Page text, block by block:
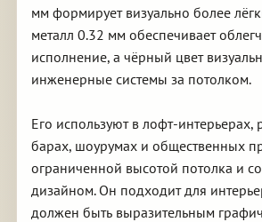
мм формирует визуально более
металл 0.32 мм обеспечивает
исполнение, а чёрный цвет
инженерные системы за потолком.
Его используют в лофт-интерьерах,
барах, шоурумах и общественных
ограниченной высотой потолка и
дизайном. Он подходит для
должен быть выразительным